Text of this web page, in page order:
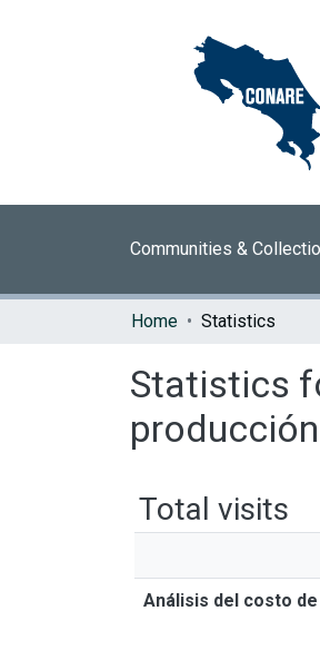
Communities &
Home Statistics
Statistics
Total visits
Análisis del costo